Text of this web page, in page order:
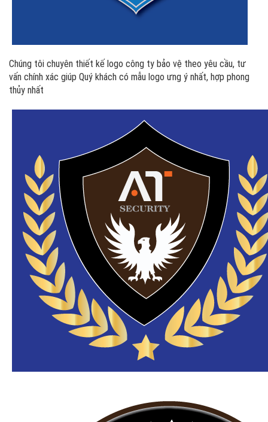
Chúng tôi chuyên thiết kế logo công ty bảo vệ theo yêu cầu, tư
vấn chính xác giúp Quý khách có mẫu logo ưng ý nhất, hợp phong
thủy nhất